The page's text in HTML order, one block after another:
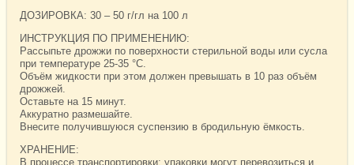
ДОЗИРОВКА: 30 – 50 г/гл на 100 л
ИНСТРУКЦИЯ ПО ПРИМЕНЕНИЮ:
Рассыпьте дрожжи по поверхности стерильной воды или сусла
при температуре 25-35 °C.
Объём жидкости при этом должен превышать в 10 раз объём
дрожжей.
Оставьте на 15 минут.
Аккуратно размешайте.
Внесите получившуюся суспензию в бродильную ёмкость.
ХРАНЕНИЕ:
В процессе транспортировки: упаковки могут перевозиться и